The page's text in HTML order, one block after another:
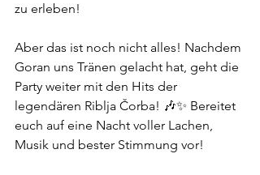
zu erleben!
Aber das ist noch nicht alles! Nachdem
Goran uns Tränen gelacht hat, geht die
Party weiter mit den Hits der
legendären Riblja Čorba! 🎶✨ Bereitet
euch auf eine Nacht voller Lachen,
Musik und bester Stimmung vor!